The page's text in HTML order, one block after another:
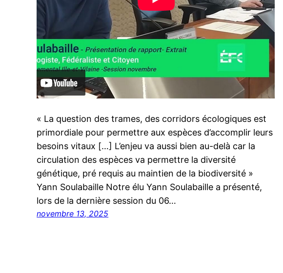
« La question des trames, des corridors écologiques est
primordiale pour permettre aux espèces d’accomplir leurs
besoins vitaux […] L’enjeu va aussi bien au-delà car la
circulation des espèces va permettre la diversité
génétique, pré requis au maintien de la biodiversité »
Yann Soulabaille Notre élu Yann Soulabaille a présenté,
lors de la dernière session du 06…
novembre 13, 2025